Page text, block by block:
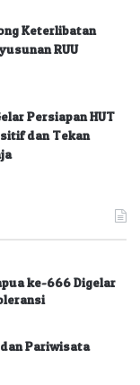
Keterlibatan
RUU
Persiapan HUT
dan Tekan
ke-666 Digelar
Pariwisata